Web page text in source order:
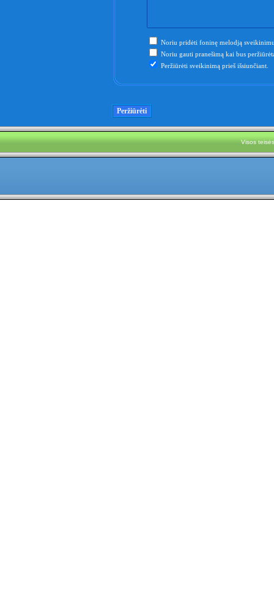
Noriu pridėti foninę melodją
Noriu gauti pranešimą kai bus
Peržiūrėti sveikinimą prieš išsiunčiant.
Visos